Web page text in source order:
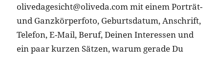
olivedagesicht@oliveda.com mit einem Porträt-
und Ganzkörperfoto, Geburtsdatum, Anschrift,
Telefon, E-Mail, Beruf, Deinen Interessen und
ein paar kurzen Sätzen, warum gerade Du